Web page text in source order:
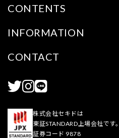
CONTENTS
INFORMATION
CONTACT
株式会社セキドは
東証STANDARD上場会社です。
証券コード 9878